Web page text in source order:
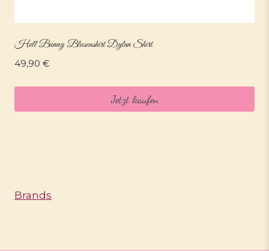
Hell Bunny Blusenshirt Dylan Shirt
49,90 €
Jetzt kaufen
Brands